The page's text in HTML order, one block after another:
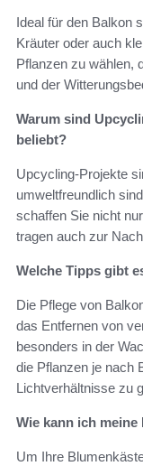
Ideal für den Balkon
Kräuter oder auch
Pflanzen zu wählen,
und der
Warum sind
beliebt?
Upcycling-Projekte
umweltfreundlich
schaffen Sie nicht
tragen auch zur
Welche Tipps gibt
Die Pflege von
das Entfernen von
besonders in der
die Pflanzen je nach
Lichtverhältnisse zu
Wie kann ich
Um Ihre